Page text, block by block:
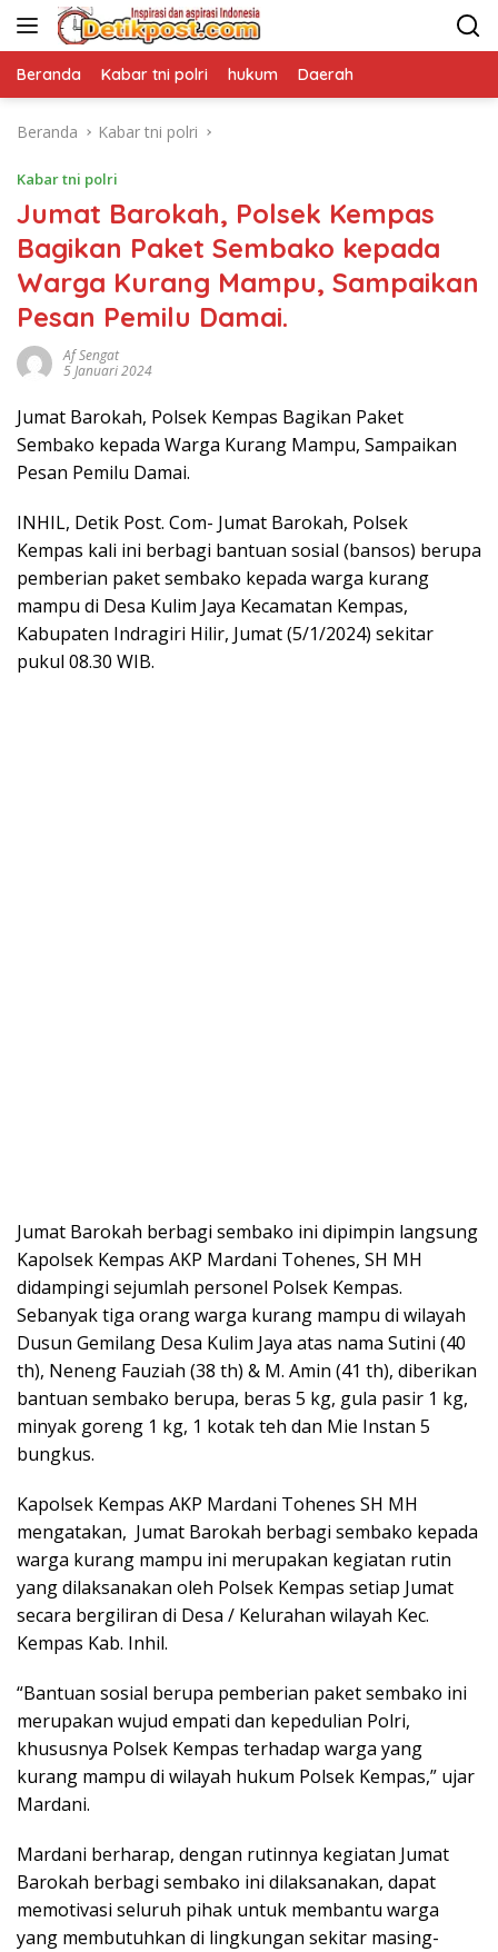
Langsung
Beranda Kabar tni polri hukum Daerah
Beranda Kabar tni polri
Kabar tni polri
Jumat Barokah, Polsek Kempas
Bagikan Paket Sembako kepada
Warga Kurang Mampu, Sampaikan
Pesan Pemilu Damai.
Af Sengat
5 Januari 2024
Jumat Barokah, Polsek Kempas Bagikan Paket
Sembako kepada Warga Kurang Mampu, Sampaikan
Pesan Pemilu Damai.
INHIL, Detik Post. Com- Jumat Barokah, Polsek
Kempas kali ini berbagi bantuan sosial (bansos) berupa
pemberian paket sembako kepada warga kurang
mampu di Desa Kulim Jaya Kecamatan Kempas,
Kabupaten Indragiri Hilir, Jumat (5/1/2024) sekitar
pukul 08.30 WIB.
Jumat Barokah berbagi sembako ini dipimpin langsung
Kapolsek Kempas AKP Mardani Tohenes, SH MH
didampingi sejumlah personel Polsek Kempas.
Sebanyak tiga orang warga kurang mampu di wilayah
Dusun Gemilang Desa Kulim Jaya atas nama Sutini (40
th), Neneng Fauziah (38 th) & M. Amin (41 th), diberikan
bantuan sembako berupa, beras 5 kg, gula pasir 1 kg,
minyak goreng 1 kg, 1 kotak teh dan Mie Instan 5
bungkus.
Kapolsek Kempas AKP Mardani Tohenes SH MH
mengatakan, Jumat Barokah berbagi sembako kepada
warga kurang mampu ini merupakan kegiatan rutin
yang dilaksanakan oleh Polsek Kempas setiap Jumat
secara bergiliran di Desa / Kelurahan wilayah Kec.
Kempas Kab. Inhil.
“Bantuan sosial berupa pemberian paket sembako ini
merupakan wujud empati dan kepedulian Polri,
khususnya Polsek Kempas terhadap warga yang
kurang mampu di wilayah hukum Polsek Kempas,” ujar
Mardani.
Mardani berharap, dengan rutinnya kegiatan Jumat
Barokah berbagi sembako ini dilaksanakan, dapat
memotivasi seluruh pihak untuk membantu warga
yang membutuhkan di lingkungan sekitar masing-